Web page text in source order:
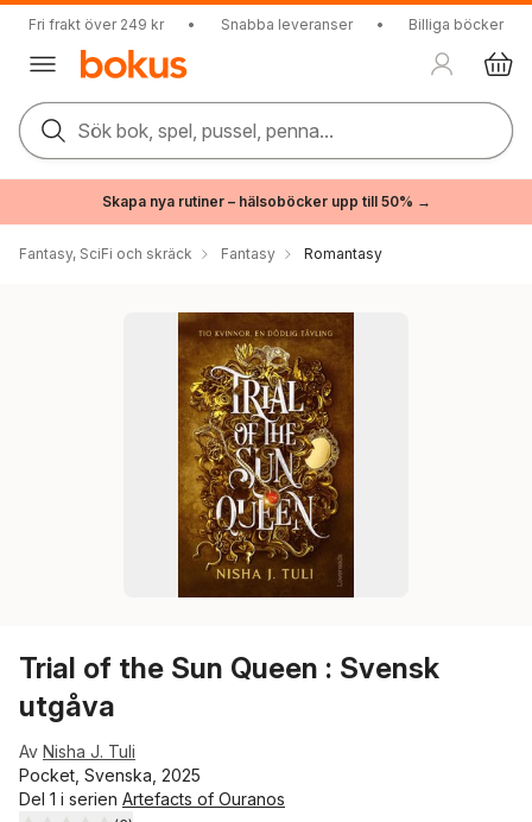
Fri frakt över 249 kr • Snabba leveranser • Billiga böcker
Sök bok, spel, pussel, penna...
Skapa nya rutiner – hälsoböcker upp till 50% →
Fantasy, SciFi och skräck Fantasy Romantasy
Trial of the Sun Queen : Svensk
utgåva
Av Nisha J. Tuli
Pocket, Svenska, 2025
Del 1 i serien Artefacts of Ouranos